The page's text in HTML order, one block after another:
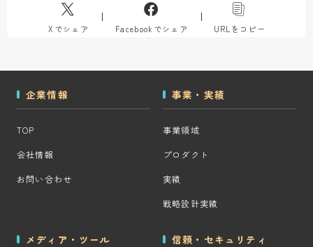
Xでシェア Facebookでシェア URLをコピー
企業情報
TOP
会社情報
お問い合わせ
事業・実績
事業領域
プロダクト
実績
戦略設計実績
メディア・ツール 信頼・セキュリティ